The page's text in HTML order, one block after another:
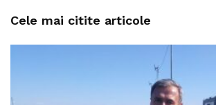
Cele mai citite articole